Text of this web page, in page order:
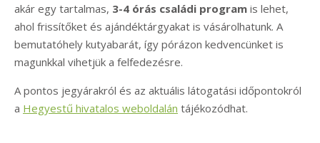
akár egy tartalmas, 3-4 órás családi program is lehet,
ahol frissítőket és ajándéktárgyakat is vásárolhatunk. A
bemutatóhely kutyabarát, így pórázon kedvencünket is
magunkkal vihetjük a felfedezésre.
A pontos jegyárakról és az aktuális látogatási időpontokról
a Hegyestű hivatalos weboldalán tájékozódhat.